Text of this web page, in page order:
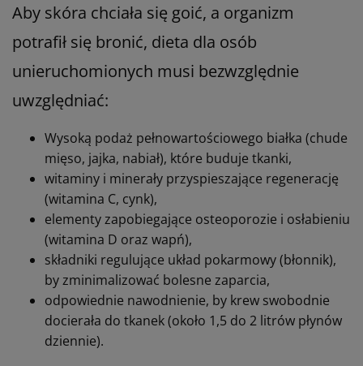
Aby skóra chciała się goić, a organizm
potrafił się bronić, dieta dla osób
unieruchomionych musi bezwzględnie
uwzględniać:
Wysoką podaż pełnowartościowego białka (chude
mięso, jajka, nabiał), które buduje tkanki,
witaminy i minerały przyspieszające regenerację
(witamina C, cynk),
elementy zapobiegające osteoporozie i osłabieniu
(witamina D oraz wapń),
składniki regulujące układ pokarmowy (błonnik),
by zminimalizować bolesne zaparcia,
odpowiednie nawodnienie, by krew swobodnie
docierała do tkanek (około 1,5 do 2 litrów płynów
dziennie).